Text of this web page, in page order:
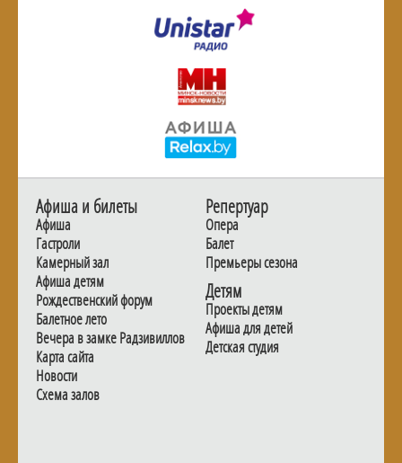
Афиша и билеты
Афиша
Гастроли
Камерный зал
Афиша детям
Рождественский форум
Балетное лето
Вечера в замке Радзивиллов
Карта сайта
Новости
Схема залов
Репертуар
Опера
Балет
Премьеры сезона
Детям
Проекты детям
Афиша для детей
Детская студия